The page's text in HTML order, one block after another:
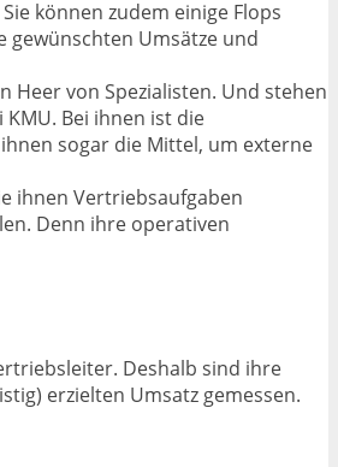
können zudem einige Flops
gewünschten Umsätze und
Heer von Spezialisten. Und stehen
Bei ihnen ist die
sogar die Mittel, um externe
ihnen Vertriebsaufgaben
Denn ihre operativen
Deshalb sind ihre
erzielten Umsatz gemessen.